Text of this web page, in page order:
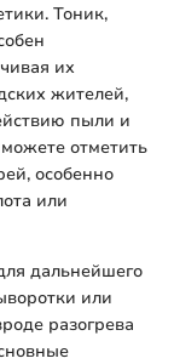
Тоник,
их
жителей,
пыли и
отметить
особенно
или
дальнейшего
или
разогрева